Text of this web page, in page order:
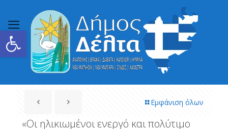
Ανοίξτε τη γραμμή εργαλείων
Εμφάνιση όλων
«Οι ηλικιωμένοι ενεργό και πολύτιμο